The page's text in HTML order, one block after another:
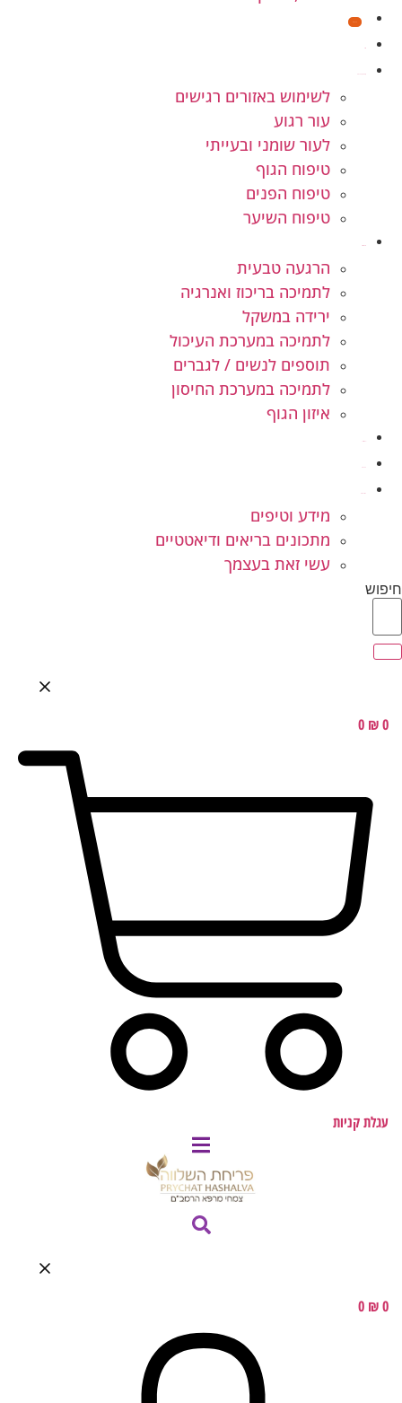
לשימוש באזורים רגישים
עור רגוע
לעור שומני ובעייתי
טיפוח הגוף
טיפוח הפנים
טיפוח השיער
הרגעה טבעית
לתמיכה בריכוז ואנרגיה
ירידה במשקל
לתמיכה במערכת העיכול
תוספים לנשים / לגברים
לתמיכה במערכת החיסון
איזון הגוף
מידע וטיפים
מתכונים בריאים ודיאטטיים
עשי זאת בעצמך
חיפוש
₪0
0
עגלת קניות
₪0
0